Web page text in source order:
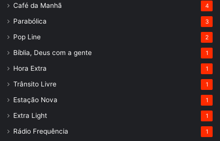
Café da Manhã 4
Parabólica 3
Pop Line 2
Bíblia, Deus com a gente 1
Hora Extra 1
Trânsito Livre 1
Estação Nova 1
Extra Light 1
Rádio Frequência 1